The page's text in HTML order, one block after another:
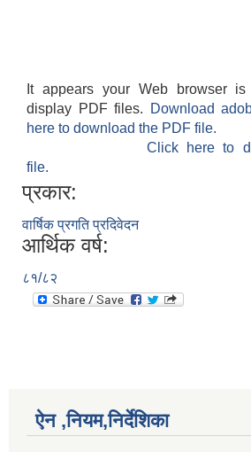
It appears your Web browser
display PDF files.
Download
here to download the PDF file.
Click here to
file.
प्रकार:
वार्षिक प्रगति प्रदिवेदन
आर्थिक वर्ष:
८१/८२
ऐन ,नियम,निर्देशिका